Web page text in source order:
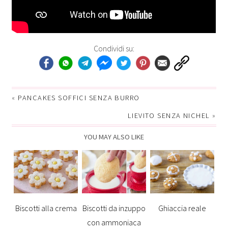
Condividi su:
« PANCAKES SOFFICI SENZA BURRO
LIEVITO SENZA NICHEL »
YOU MAY ALSO LIKE
Biscotti alla crema
Biscotti da inzuppo
con ammoniaca
Ghiaccia reale